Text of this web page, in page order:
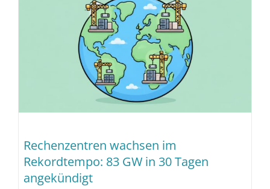
Rechenzentren wachsen im
Rekordtempo: 83 GW in 30 Tagen
angekündigt